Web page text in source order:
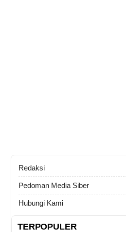
Redaksi
Pedoman Media Siber
Hubungi Kami
TERPOPULER